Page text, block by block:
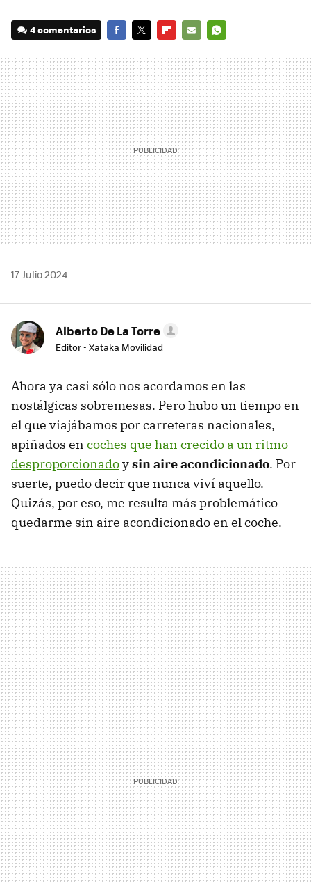
4 comentarios
MAIL
17 Julio 2024
Alberto De La Torre
Editor - Xataka Movilidad
Ahora ya casi sólo nos acordamos en las
nostálgicas sobremesas. Pero hubo un tiempo en
el que viajábamos por carreteras nacionales,
apiñados en coches que han crecido a un ritmo
desproporcionadoysin aire acondicionado. Por
suerte, puedo decir que nunca viví aquello.
Quizás, por eso, me resulta más problemático
quedarme sin aire acondicionado en el coche.